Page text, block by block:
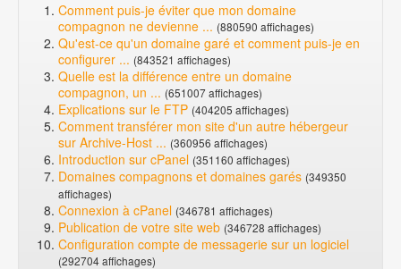
Comment puis-je éviter que mon domaine
compagnon ne devienne ... (880590 affichages)
Qu'est-ce qu'un domaine garé et comment puis-je en
configurer ... (843521 affichages)
Quelle est la différence entre un domaine
compagnon, un ... (651007 affichages)
Explications sur le FTP (404205 affichages)
Comment transférer mon site d'un autre hébergeur
sur Archive-Host ... (360956 affichages)
Introduction sur cPanel (351160 affichages)
Domaines compagnons et domaines garés (349350
affichages)
Connexion à cPanel (346781 affichages)
Publication de votre site web (346728 affichages)
Configuration compte de messagerie sur un logiciel
(292704 affichages)